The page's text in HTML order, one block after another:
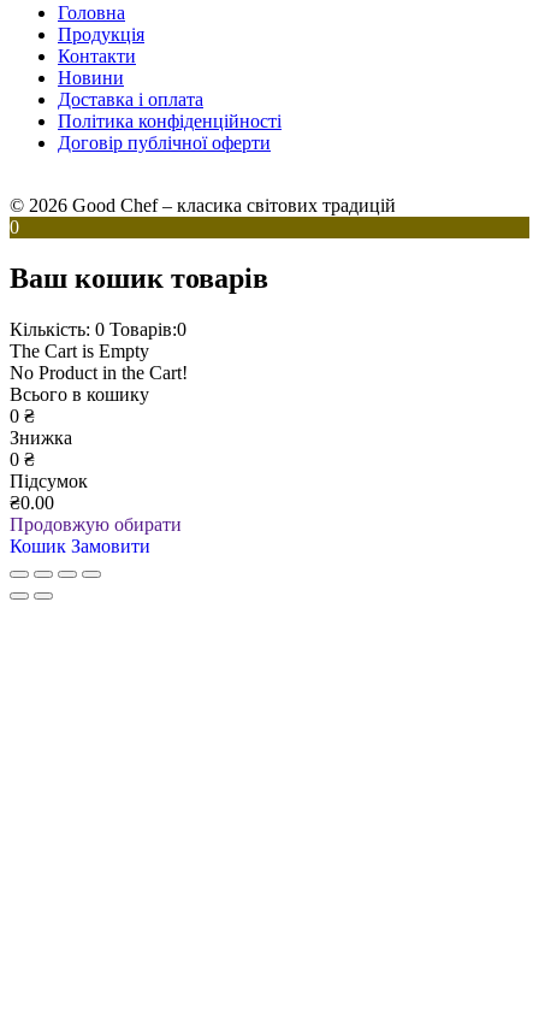
Головна
Продукція
Контакти
Новини
Доставка і оплата
Політика конфіденційності
Договір публічної оферти
© 2026 Good Chef – класика світових традицій
0
Ваш кошик товарів
Кількість: 0 Товарів:0
The Cart is Empty
No Product in the Cart!
Всього в кошику
0 ₴
Знижка
0 ₴
Підсумок
₴0.00
Продовжую обирати
Кошик Замовити